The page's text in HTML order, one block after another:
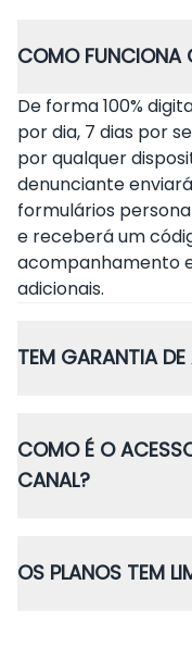
COMO FUNCIONA
De forma 100%
por dia, 7 dias por
por qualquer
denunciante
formulários
e receberá um
acompanhamento
adicionais.
TEM GARANTIA
COMO É O
CANAL?
OS PLANOS TEM